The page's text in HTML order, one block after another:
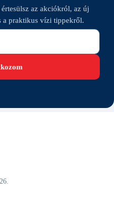
az akciókról, az új
a praktikus vízi tippekről.